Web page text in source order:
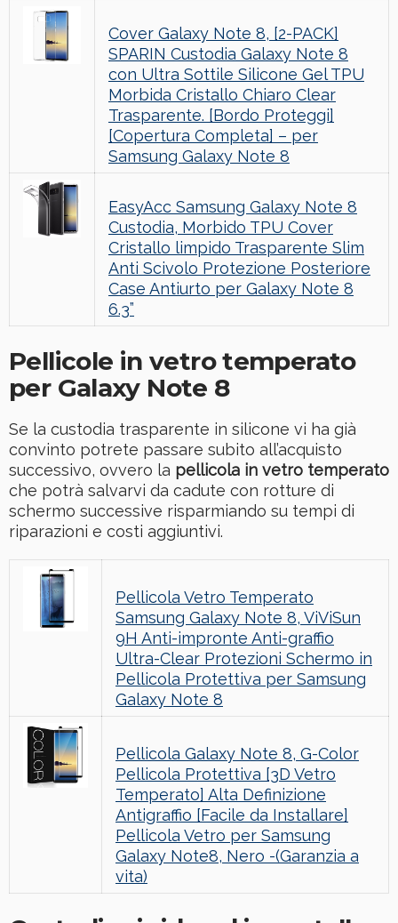
Cover Galaxy Note 8, [2-PACK]
SPARIN Custodia Galaxy Note 8
con Ultra Sottile Silicone Gel TPU
Morbida Cristallo Chiaro Clear
Trasparente. [Bordo Proteggi]
[Copertura Completa] – per
Samsung Galaxy Note 8
EasyAcc Samsung Galaxy Note 8
Custodia, Morbido TPU Cover
Cristallo limpido Trasparente Slim
Anti Scivolo Protezione Posteriore
Case Antiurto per Galaxy Note 8
6.3”
Pellicole in vetro temperato
per Galaxy Note 8
Se la custodia trasparente in silicone vi ha già
convinto potrete passare subito all’acquisto
successivo, ovvero la pellicola in vetro temperato
che potrà salvarvi da cadute con rotture di
schermo successive risparmiando su tempi di
riparazioni e costi aggiuntivi.
Pellicola Vetro Temperato
Samsung Galaxy Note 8, ViViSun
9H Anti-impronte Anti-graffio
Ultra-Clear Protezioni Schermo in
Pellicola Protettiva per Samsung
Galaxy Note 8
Pellicola Galaxy Note 8, G-Color
Pellicola Protettiva [3D Vetro
Temperato] Alta Definizione
Antigraffio [Facile da Installare]
Pellicola Vetro per Samsung
Galaxy Note8, Nero -(Garanzia a
vita)